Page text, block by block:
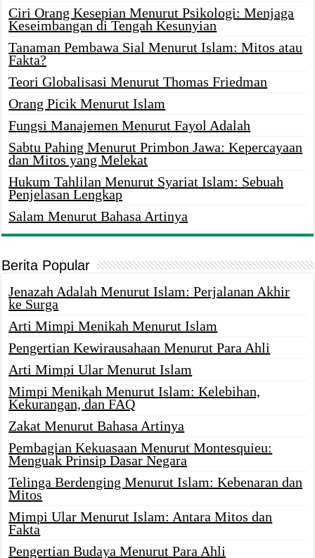
Ciri Orang Kesepian Menurut Psikologi: Menjaga
Keseimbangan di Tengah Kesunyian
Tanaman Pembawa Sial Menurut Islam: Mitos atau
Fakta?
Teori Globalisasi Menurut Thomas Friedman
Orang Picik Menurut Islam
Fungsi Manajemen Menurut Fayol Adalah
Sabtu Pahing Menurut Primbon Jawa: Kepercayaan
dan Mitos yang Melekat
Hukum Tahlilan Menurut Syariat Islam: Sebuah
Penjelasan Lengkap
Salam Menurut Bahasa Artinya
Berita Popular
Jenazah Adalah Menurut Islam: Perjalanan Akhir
ke Surga
Arti Mimpi Menikah Menurut Islam
Pengertian Kewirausahaan Menurut Para Ahli
Arti Mimpi Ular Menurut Islam
Mimpi Menikah Menurut Islam: Kelebihan,
Kekurangan, dan FAQ
Zakat Menurut Bahasa Artinya
Pembagian Kekuasaan Menurut Montesquieu:
Menguak Prinsip Dasar Negara
Telinga Berdenging Menurut Islam: Kebenaran dan
Mitos
Mimpi Ular Menurut Islam: Antara Mitos dan
Fakta
Pengertian Budaya Menurut Para Ahli